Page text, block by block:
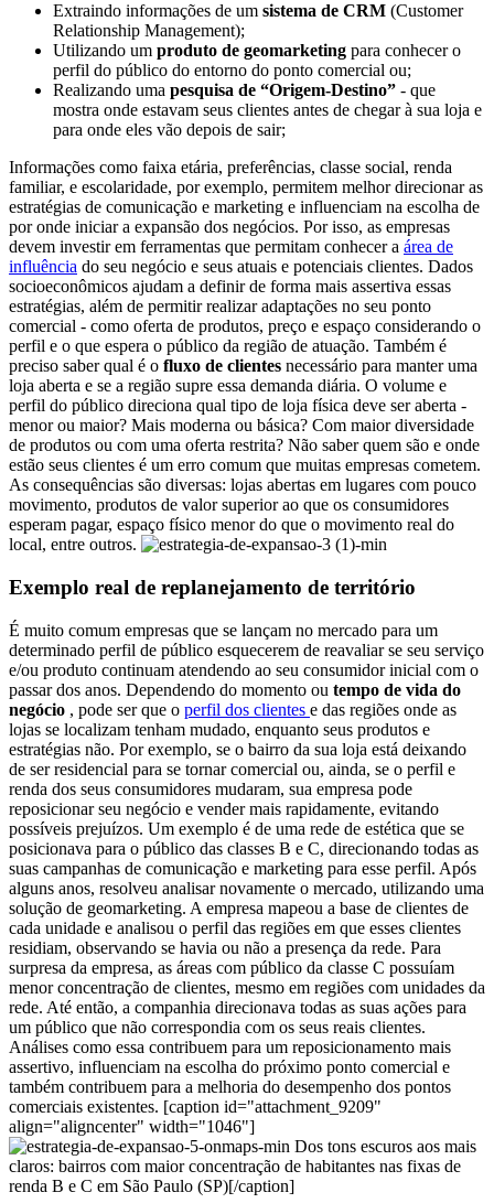
Extraindo informações de um sistema de CRM (Customer
Relationship Management);
Utilizando um produto de geomarketing para conhecer o
perfil do público do entorno do ponto comercial ou;
Realizando uma pesquisa de “Origem-Destino” - que
mostra onde estavam seus clientes antes de chegar à sua loja e
para onde eles vão depois de sair;
Informações como faixa etária, preferências, classe social, renda
familiar, e escolaridade, por exemplo, permitem melhor direcionar as
estratégias de comunicação e marketing e influenciam na escolha de
por onde iniciar a expansão dos negócios. Por isso, as empresas
devem investir em ferramentas que permitam conhecer a área de
influência do seu negócio e seus atuais e potenciais clientes. Dados
socioeconômicos ajudam a definir de forma mais assertiva essas
estratégias, além de permitir realizar adaptações no seu ponto
comercial - como oferta de produtos, preço e espaço considerando o
perfil e o que espera o público da região de atuação. Também é
preciso saber qual é o fluxo de clientes necessário para manter uma
loja aberta e se a região supre essa demanda diária. O volume e
perfil do público direciona qual tipo de loja física deve ser aberta -
menor ou maior? Mais moderna ou básica? Com maior diversidade
de produtos ou com uma oferta restrita? Não saber quem são e onde
estão seus clientes é um erro comum que muitas empresas cometem.
As consequências são diversas: lojas abertas em lugares com pouco
movimento, produtos de valor superior ao que os consumidores
esperam pagar, espaço físico menor do que o movimento real do
local, entre outros.
Exemplo real de replanejamento de território
É muito comum empresas que se lançam no mercado para um
determinado perfil de público esquecerem de reavaliar se seu serviço
e/ou produto continuam atendendo ao seu consumidor inicial com o
passar dos anos. Dependendo do momento ou tempo de vida do
negócio , pode ser que o perfil dos clientes e das regiões onde as
lojas se localizam tenham mudado, enquanto seus produtos e
estratégias não. Por exemplo, se o bairro da sua loja está deixando
de ser residencial para se tornar comercial ou, ainda, se o perfil e
renda dos seus consumidores mudaram, sua empresa pode
reposicionar seu negócio e vender mais rapidamente, evitando
possíveis prejuízos. Um exemplo é de uma rede de estética que se
posicionava para o público das classes B e C, direcionando todas as
suas campanhas de comunicação e marketing para esse perfil. Após
alguns anos, resolveu analisar novamente o mercado, utilizando uma
solução de geomarketing. A empresa mapeou a base de clientes de
cada unidade e analisou o perfil das regiões em que esses clientes
residiam, observando se havia ou não a presença da rede. Para
surpresa da empresa, as áreas com público da classe C possuíam
menor concentração de clientes, mesmo em regiões com unidades da
rede. Até então, a companhia direcionava todas as suas ações para
um público que não correspondia com os seus reais clientes.
Análises como essa contribuem para um reposicionamento mais
assertivo, influenciam na escolha do próximo ponto comercial e
também contribuem para a melhoria do desempenho dos pontos
comerciais existentes. [caption id="attachment_9209"
align="aligncenter" width="1046"]
Dos tons escuros aos mais
claros: bairros com maior concentração de habitantes nas fixas de
renda B e C em São Paulo (SP)[/caption]